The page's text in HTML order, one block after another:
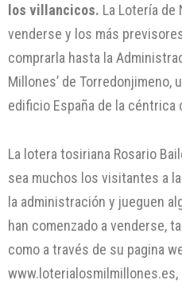
los villancicos. La Lotería de
venderse y los más
comprarla hasta la
Millones’ de Torredonjimeno,
edificio España de la céntrica
La lotera tosiriana Rosario
sea muchos los visitantes a
la administración y jueguen
han comenzado a venderse,
como a través de su pagina
www.loterialosmilmillones.es,